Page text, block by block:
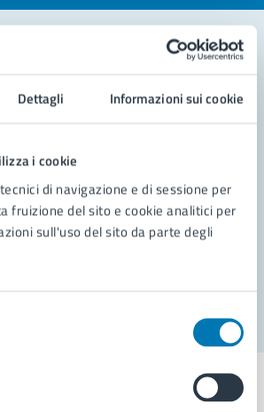
Dettagli Informazioni sui cookie
i cookie
di navigazione e di sessione per
fruizione del sito e cookie analitici per
sull'uso del sito da parte degli
frequenti